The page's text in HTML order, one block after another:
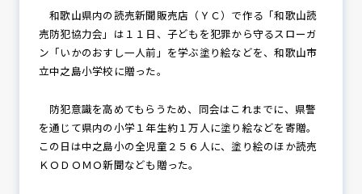
防犯パトロール
防犯セミナー
防犯対策情報
和歌山県内の読売新聞販売店（ＹＣ）で作る「和歌山読
売防犯協力会」は１１日、子どもを犯罪から守るスローガ
ン「いかのおすし一人前」を学ぶ塗り絵などを、和歌山市
立中之島小学校に贈った。
防犯意識を高めてもらうため、同会はこれまでに、県警
を通じて県内の小学１年生約１万人に塗り絵などを寄贈。
この日は中之島小の全児童２５６人に、塗り絵のほか読売
ＫＯＤＯＭＯ新聞なども贈った。